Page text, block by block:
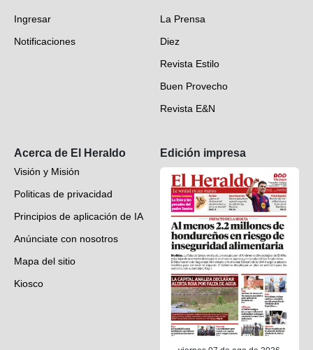
Deportes
Videos
Ingresar
Notificaciones
La Prensa
Diez
Revista Estilo
Buen Provecho
Revista E&N
Acerca de El Heraldo
Visión y Misión
Politicas de privacidad
Principios de aplicación de IA
Anúnciate con nosotros
Mapa del sitio
Kiosco
Edición impresa